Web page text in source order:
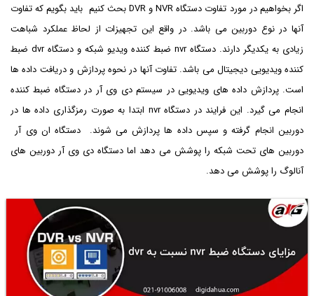
اگر بخواهیم در مورد تفاوت دستگاه NVR و DVR بحث کنیم باید بگویم که تفاوت
آنها در نوع دوربین می باشد. در واقع این تجهیزات از لحاظ عملکرد شباهت
زیادی به یکدیگر دارند. دستگاه nvr ضبط کننده ویدیو شبکه و دستگاه dvr ضبط
کننده ویدیویی دیجیتال می باشد. تفاوت آنها در نحوه پردازش و دریافت داده ها
است. پردازش داده های ویدیویی در سیستم دی وی آر در دستگاه ضبط کننده
انجام می گیرد. این فرایند در دستگاه nvr ابتدا به صورت رمزگذاری داده ها در
دوربین انجام گرفته‌ و سپس داده ها پردازش می شوند. دستگاه ان وی آر
دوربین های تحت شبکه را پوشش می دهد اما دستگاه دی وی آر دوربین های
آنالوگ را پوشش می دهد.